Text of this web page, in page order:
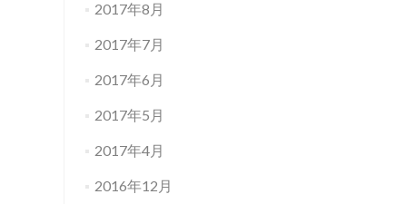
2017年8月
2017年7月
2017年6月
2017年5月
2017年4月
2016年12月